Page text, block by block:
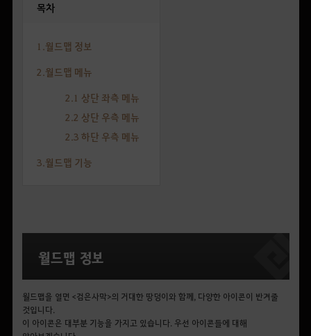
목차
1.월드맵 정보
2.월드맵 메뉴
2.1 상단 좌측 메뉴
2.2 상단 우측 메뉴
2.3 하단 우측 메뉴
3.월드맵 기능
월드맵 정보
월드맵을 열면 <검은사막>의 거대한 땅덩이와 함께, 다양한 아이콘이 반겨줄
것입니다.
이 아이콘은 대부분 기능을 가지고 있습니다. 우선 아이콘들에 대해